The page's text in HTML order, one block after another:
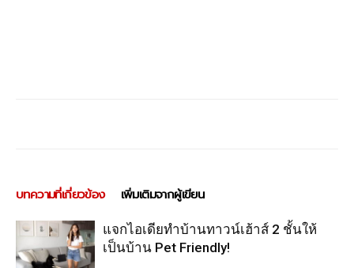
บทความที่เกี่ยวข้อง เพิ่มเติมจากผู้เขียน
แจกไอเดียทำบ้านทาวน์เฮ้าส์ 2 ชั้นให้
เป็นบ้าน Pet Friendly!